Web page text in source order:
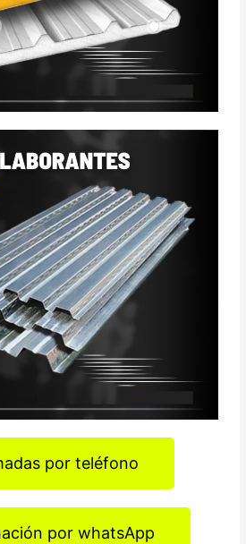
por teléfono
por whatsApp